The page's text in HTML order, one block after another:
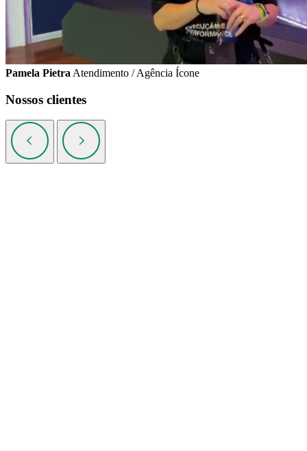
Pamela Pietra Atendimento / Agência Ícone
Nossos clientes